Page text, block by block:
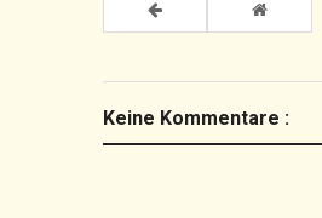
Keine Kommentare :